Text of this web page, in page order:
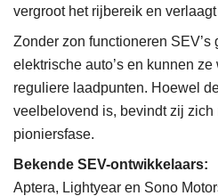
vergroot het rijbereik en
Zonder zon functioneren
elektrische auto’s en kunnen
reguliere laadpunten. Hoewel
veelbelovend is, bevindt zij
pioniersfase.
Bekende SEV-ontwikkelaars:
Aptera, Lightyear en Sono